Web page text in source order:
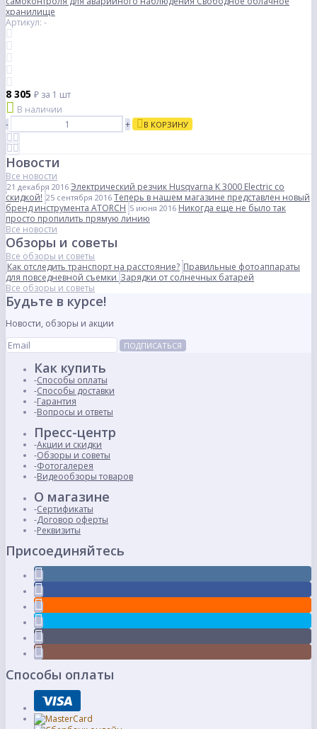
хранилище
Артикул: -
8 305 ₽ за 1 шт
В наличии
-
+ В КОРЗИНУ
Новости
Все новости
21 декабря 2016 Электрический резчик Husqvarna K 3000 Electric со
скидкой! 25 сентября 2016 Теперь в нашем магазине представлен новый
бренд инструмента ATORCH 5 июня 2016 Никогда еще не было так
просто пропилить прямую линию
Все новости
Обзоры и советы
Все обзоры и советы
Как отследить транспорт на расстояние? Правильные фотоаппараты
для повседневной съемки Зарядки от солнечных батарей
Все обзоры и советы
Будьте в курсе!
Новости, обзоры и акции
ПОДПИСАТЬСЯ
Как купить
Способы оплаты
Способы доставки
Гарантия
Вопросы и ответы
Пресс-центр
Акции и скидки
Обзоры и советы
Фотогалерея
Видеообзоры товаров
О магазине
Сертификаты
Договор оферты
Реквизиты
Присоединяйтесь
Способы оплаты